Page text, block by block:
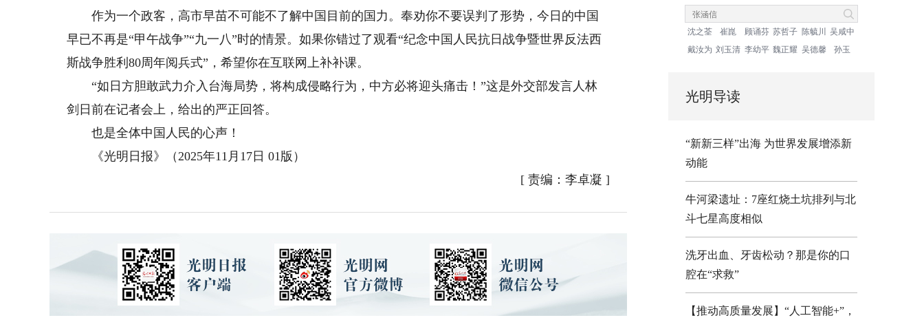
作为一个政客，高市早苗不可能不了解中国目前的国力。奉劝你不要误判了形势，今日的中国
早已不再是“甲午战争”“九一八”时的情景。如果你错过了观看“纪念中国人民抗日战争暨世界反法西
斯战争胜利80周年阅兵式”，希望你在互联网上补补课。
“如日方胆敢武力介入台海局势，将构成侵略行为，中方必将迎头痛击！”这是外交部发言人林
剑日前在记者会上，给出的严正回答。
也是全体中国人民的心声！
《光明日报》（2025年11月17日 01版）
[ 责编：李卓凝 ]
沈之荃 崔崑 顾诵芬 苏哲子 陈毓川
吴咸中
戴汝为 刘玉清 李幼平 魏正耀 吴德馨 孙玉
光明导读
“新新三样”出海 为世界发展增添新
动能
牛河梁遗址：7座红烧土坑排列与北
斗七星高度相似
洗牙出血、牙齿松动？那是你的口
腔在“求救”
【推动高质量发展】“人工智能+”，